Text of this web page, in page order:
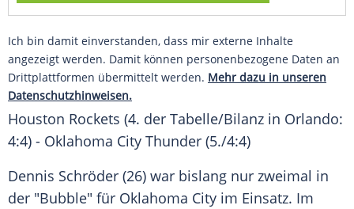
Ich bin damit einverstanden, dass mir externe Inhalte
angezeigt werden. Damit können personenbezogene Daten an
Drittplattformen übermittelt werden. Mehr dazu in unseren
Datenschutzhinweisen.
Houston Rockets (4. der Tabelle/Bilanz in Orlando:
4:4) - Oklahoma City Thunder (5./4:4)
Dennis Schröder (26) war bislang nur zweimal in
der "Bubble" für Oklahoma City im Einsatz. Im